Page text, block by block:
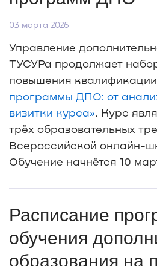
03 марта 2026
Управление
ТУСУРа продолжает
повышения квалификации
программы ДПО: от
визитки курса». Курс
трёх образовательных
Всероссийской онлайн-
Обучение начнётся 10
Расписание
обучения
образования на